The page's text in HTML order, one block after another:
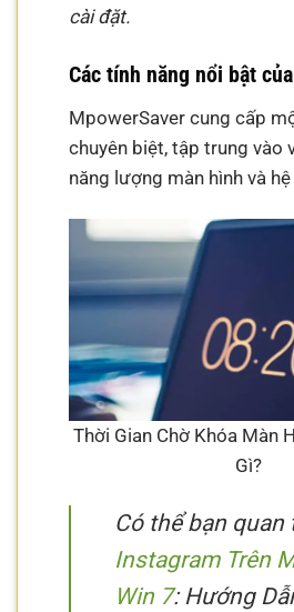
cài đặt.
Các tính năng nổi bật
MpowerSaver cung cấp
chuyên biệt, tập trung vào
năng lượng màn hình và
Thời Gian Chờ Khóa Màn
Gì?
Có thể bạn quan
Instagram Trên
Win 7: Hướng